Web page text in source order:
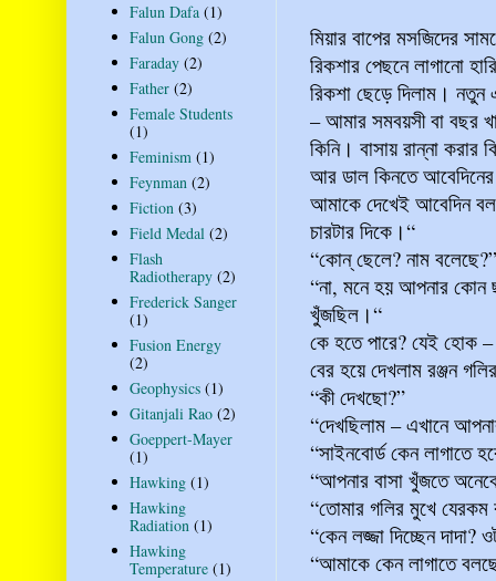
মিয়ার বাপের মসজিদের
রিকশার পেছনে লাগানো
রিকশা ছেড়ে দিলাম। নতুন
– আমার সমবয়সী বা বছর
কিনি। বাসায় রান্না
আর ডাল কিনতে
আমাকে দেখেই আবেদিন
চারটার দিকে।“
“কোন্‌ ছেলে? নাম বলেছে?”
“না, মনে হয় আপনার কোন
খুঁজছিল।“
কে হতে পারে? যেই হোক
বের হয়ে দেখলাম রঞ্জন
“কী দেখছো?”
“দেখছিলাম – এখানে
“সাইনবোর্ড কেন লাগাতে
“আপনার বাসা খুঁজতে
“তোমার গলির মুখে যেরকম
“কেন লজ্জা দিচ্ছেন দাদা?
“আমাকে কেন লাগাতে
Falun Dafa (1)
Falun Gong (2)
Faraday (2)
Father (2)
Female Students
(1)
Feminism (1)
Feynman (2)
Fiction (3)
Field Medal (2)
Flash
Radiotherapy (2)
Frederick Sanger
(1)
Fusion Energy
(2)
Geophysics (1)
Gitanjali Rao (2)
Goeppert-Mayer
(1)
Hawking (1)
Hawking
Radiation (1)
Hawking
Temperature (1)